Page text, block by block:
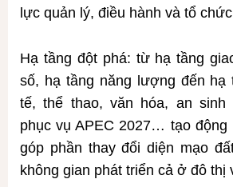
lực quản lý, điều hành và tổ
Hạ tầng đột phá: từ hạ tầng
số, hạ tầng năng lượng đến hạ
tế, thể thao, văn hóa, an sinh
phục vụ APEC 2027… tạo
góp phần thay đổi diện mạo
không gian phát triển cả ở đô thị